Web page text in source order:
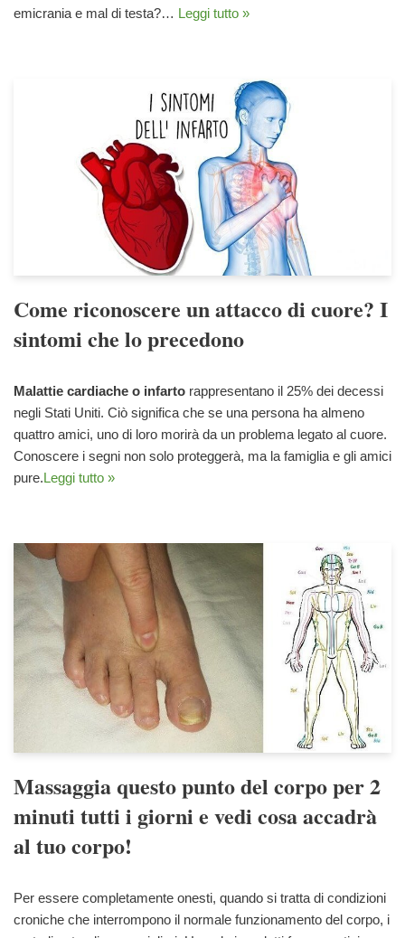
emicrania e mal di testa?… Leggi tutto »
Come riconoscere un attacco di cuore? I
sintomi che lo precedono
Malattie cardiache o infarto rappresentano il 25% dei decessi
negli Stati Uniti. Ciò significa che se una persona ha almeno
quattro amici, uno di loro morirà da un problema legato al cuore.
Conoscere i segni non solo proteggerà, ma la famiglia e gli amici
pure.Leggi tutto »
Massaggia questo punto del corpo per 2
minuti tutti i giorni e vedi cosa accadrà
al tuo corpo!
Per essere completamente onesti, quando si tratta di condizioni
croniche che interrompono il normale funzionamento del corpo, i